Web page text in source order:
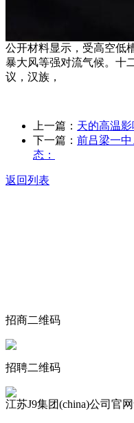
公开材料显示，受高空低
暴大风等强对流气候。十
议，汉族，
上一篇： 天的高温
下一篇： 前吕梁一
态：
返回列表
招商二维码
招聘二维码
江苏J9集团(china)公司官